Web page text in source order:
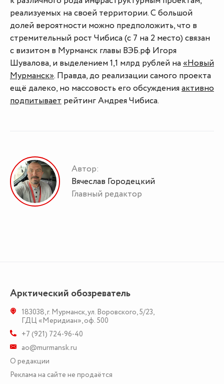
реализуемых на своей территории. С большой
долей вероятности можно предположить, что в
стремительный рост Чибиса (с 7 на 2 место) связан
с визитом в Мурманск главы ВЭБ.рф Игоря
Шувалова, и выделением 1,1 млрд рублей на«Новый
Мурманск». Правда, до реализации самого проекта
ещё далеко, но массовость его обсужденияактивно
подпитывает рейтинг Андрея Чибиса.
Автор:
Вячеслав Городецкий
Главный редактор
Арктический обозреватель
183038,г. Мурманск,ул. Воровского, 5/23,
ГДЦ «Меридиан», оф. 500
+7 (921) 724-96-40
ao@murmansk.ru
О редакции
Реклама на сайте не продаётся